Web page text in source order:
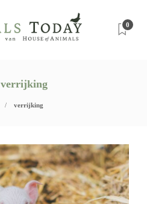
0
verrijking
verrijking